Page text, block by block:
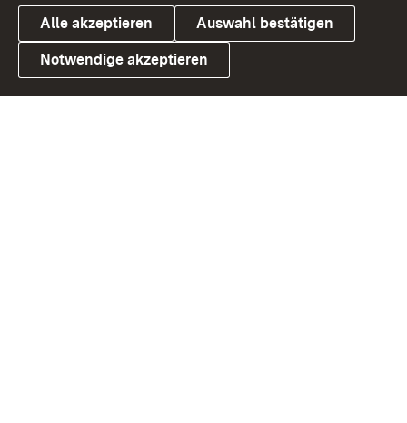
Link zum Landesportal
Alle akzeptieren Auswahl bestätigen
Notwendige akzeptieren